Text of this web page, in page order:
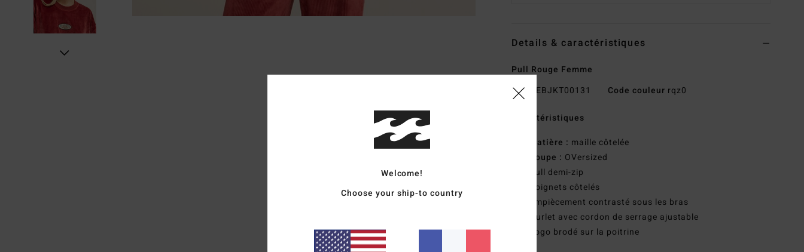
Details & caractéristiques
Pull Rouge Femme
Style
EBJKT00131 Code couleur rqz0
Caractéristiques
Matière : maille côtelée
Coupe : OVersized
Pull demi-zip
Poignets côtelés
Empiècement contrasté sous les bras
Ourlet avec cordon de serrage ajustable
Logo brodé sur la poitrine
Welcome!
Choose your ship-to country